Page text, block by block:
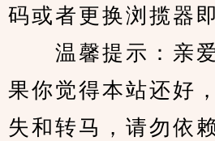
码或者更换浏揽器
温馨提示：亲爱
果你觉得本站还好
失和转马，请勿依